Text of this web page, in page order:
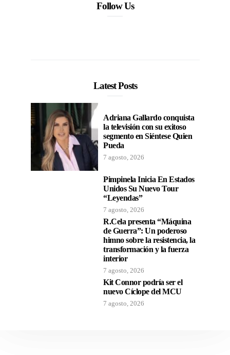
Follow Us
Latest Posts
Adriana Gallardo conquista
la televisión con su exitoso
segmento en Siéntese Quien
Pueda
7 agosto, 2026
Pimpinela Inicia En Estados
Unidos Su Nuevo Tour
“Leyendas”
7 agosto, 2026
R.Cela presenta “Máquina
de Guerra”: Un poderoso
himno sobre la resistencia, la
transformación y la fuerza
interior
7 agosto, 2026
Kit Connor podría ser el
nuevo Cíclope del MCU
7 agosto, 2026